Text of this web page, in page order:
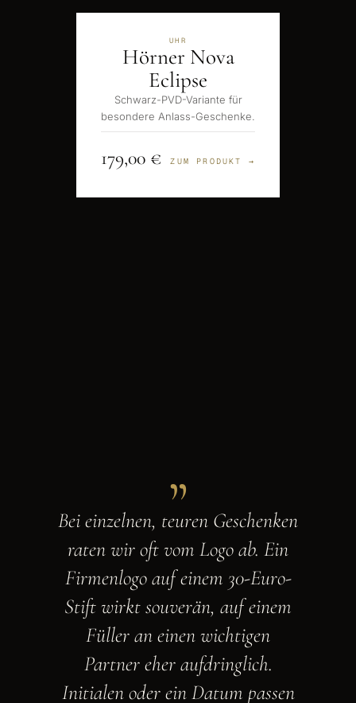
UHR
Hörner Nova
Eclipse
Schwarz-PVD-Variante für
besondere Anlass-Geschenke.
179,00 € ZUM PRODUKT →
„
Bei einzelnen, teuren Geschenken
raten wir oft vom Logo ab. Ein
Firmenlogo auf einem 30-Euro-
Stift wirkt souverän, auf einem
Füller an einen wichtigen
Partner eher aufdringlich.
Initialen oder ein Datum passen